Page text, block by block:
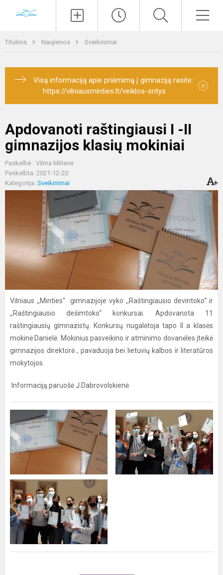
Titulinis Naujienos Sveikinimai
Visą informaciją apie priėmimą į gimnaziją rasite:
https://vilniausminties.lt/veiklos-sritys
×
Apdovanoti raštingiausi I -II
gimnazijos klasių mokiniai
Paskelbė : Vilma Milienė
Paskelbta: 2021-12-20
Kategorija: Sveikinimai
Vilniaus ,,Minties“ gimnazijoje vyko ,,Raštingiausio devintoko“ ir
,,Raštingiausio dešimtoko“ konkursai. Apdovanota 11
raštingiausių gimnazistų. Konkursų nugalėtoja tapo II a klasės
mokinė Danielė. Mokinius pasveikino ir atminimo dovanėles įteikė
gimnazijos direktorė , pavaduoja bei lietuvių kalbos ir literatūros
mokytojos.
Informaciją paruošė J.Dabrovolskienė